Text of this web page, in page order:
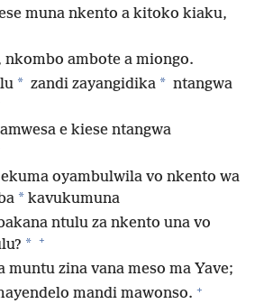
muna nkento a kitoko kiaku,
nkombo ambote a miongo.
* zandi zayangidika * ntangwa
e kiese ntangwa
ekuma oyambulwila vo nkento wa
* kavukumuna
ntulu za nkento una vo
* +
muntu zina vana meso ma Yave;
mandi mawonso. +